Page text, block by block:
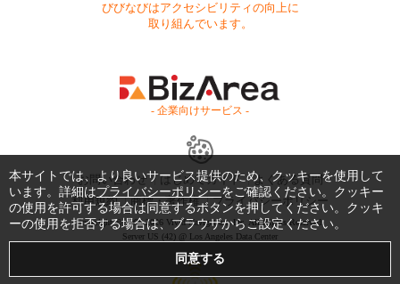
びびなびはアクセシビリティの向上に
取り組んでいます。
- 企業向けサービス -
お問い合わせ はじめてガイド
よくある質問
利用規約
商標・著作権 プライバシーポリシー
Copyright © 1999-2026 Vivid Navigation, Inc. All Rights Reserved.
Server US (42) @ Los Angeles Data Center
本サイトでは、より良いサービス提供のため、クッキーを使用して
います。詳細はプライバシーポリシーをご確認ください。クッキー
の使用を許可する場合は同意するボタンを押してください。クッキ
ーの使用を拒否する場合は、ブラウザからご設定ください。